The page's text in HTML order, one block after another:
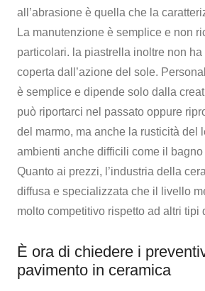
all’abrasione è quella che la
La manutenzione è semplice e non
particolari. la piastrella inoltre non
coperta dall’azione del sole.
è semplice e dipende solo dalla
può riportarci nel passato oppure
del marmo, ma anche la rusticità del
ambienti anche difficili come il
Quanto ai prezzi, l’industria della
diffusa e specializzata che il livello
molto competitivo rispetto ad altri tipi
È ora di chiedere i
pavimento in ceramica